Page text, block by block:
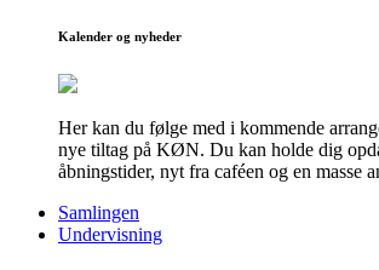
Kalender og nyheder
Her kan du følge med i kommende
nye tiltag på KØN. Du kan holde dig
åbningstider, nyt fra caféen og en masse
Samlingen
Undervisning